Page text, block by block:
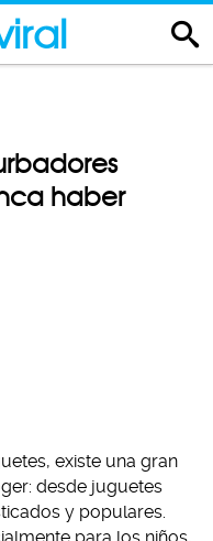
haber
existe una gran
desde juguetes
y populares.